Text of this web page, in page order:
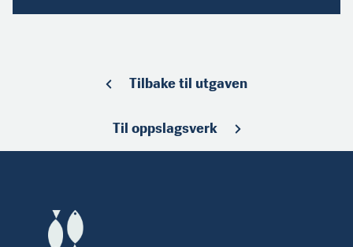
Tilbake til utgaven
Til oppslagsverk